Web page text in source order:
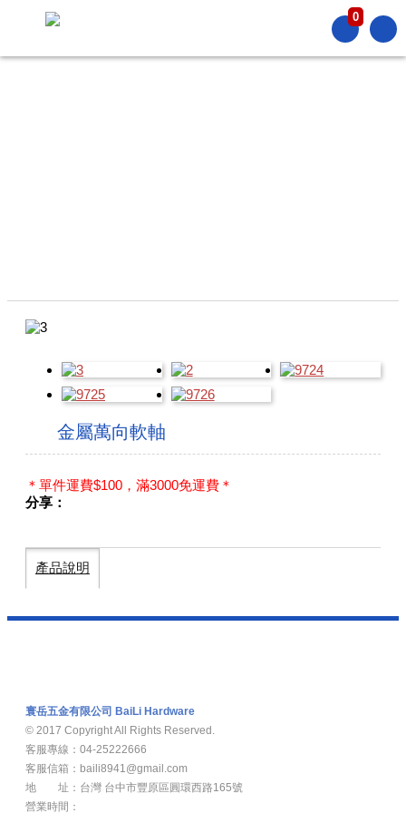
0
金屬萬向軟軸
＊單件運費$100，滿3000免運費＊
分享：
產品說明
寰岳五金有限公司 BaiLi Hardware
© 2017 Copyright All Rights Reserved.
客服專線：04-25222666
客服信箱：baili8941@gmail.com
地 址：台灣 台中市豐原區圓環西路165號
營業時間：